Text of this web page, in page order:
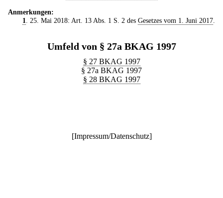
Anmerkungen:
1
. 25. Mai 2018: Art. 13 Abs. 1 S. 2 des Gesetzes vom 1. Juni 2017.
Umfeld von § 27a BKAG 1997
§ 27 BKAG 1997
§ 27a BKAG 1997
§ 28 BKAG 1997
[Impressum/Datenschutz]